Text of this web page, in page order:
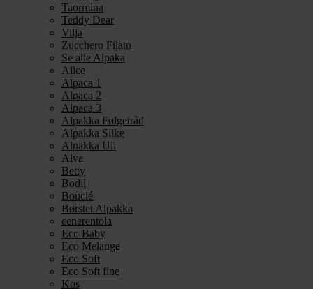
Taormina
Teddy Dear
Vilja
Zucchero Filato
Se alle Alpaka
Alice
Alpaca 1
Alpaca 2
Alpaca 3
Alpakka Følgetråd
Alpakka Silke
Alpakka Ull
Alva
Betty
Bodil
Bouclé
Børstet Alpakka
cenerentola
Eco Baby
Eco Melange
Eco Soft
Eco Soft fine
Kos